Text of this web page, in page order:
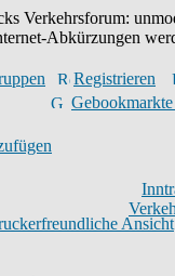
Verkehrsforum:
Abkürzungen
Registrieren